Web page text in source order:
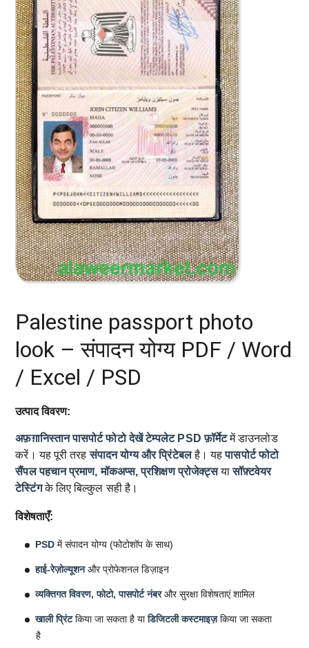
Palestine passport photo
look – संपादन योग्य PDF / Word
/ Excel / PSD
उत्पाद विवरण:
अफ़ग़ानिस्तान पासपोर्ट फोटो देखें टेम्पलेट PSD फ़ॉर्मेटमें डाउनलोड
करें। यह पूरी तरहसंपादन योग्य और प्रिंटेबलहै। यहपासपोर्ट फोटो
सैंपल पहचान प्रमाण, मॉकअप्स, प्रशिक्षण प्रोजेक्ट्सयासॉफ़्टवेयर
टेस्टिंगके लिए बिल्कुल सही है।
विशेषताएँ:
PSD में संपादन योग्य (फोटोशॉप के साथ)
हाई-रेज़ोल्यूशनऔर प्रोफेशनल डिज़ाइन
व्यक्तिगत विवरण, फोटो, पासपोर्ट नंबरऔर सुरक्षा विशेषताएं शामिल
खाली प्रिंटकिया जा सकता है याडिजिटली कस्टमाइज़किया जा सकता
है